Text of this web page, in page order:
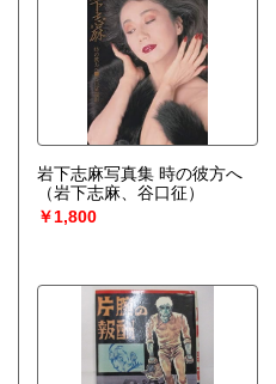
岩下志麻写真集 時の彼方へ
（岩下志麻、谷口征）
￥1,800